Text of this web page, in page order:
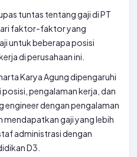
tuntas tentang gaji di PT
faktor-faktor yang
untuk beberapa posisi
di perusahaan ini.
Karya Agung dipengaruhi
pengalaman kerja, dan
engineer dengan pengalaman
mendapatkan gaji yang lebih
administrasi dengan
D3.